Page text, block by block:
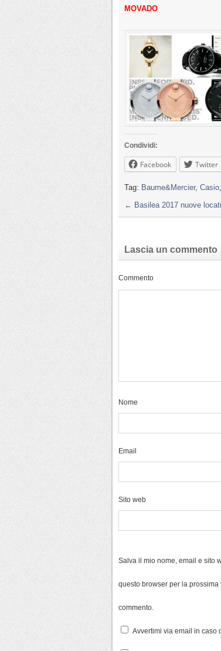
MOVADO
Condividi:
Facebook Twitter
Tag: Baume&Mercier, Casio,
← Basilea 2017 nuove
Lascia un commento
Commento
Nome
Email
Sito web
Salva il mio nome, email e sito
questo browser per la prossima
commento.
Avvertimi via email in caso